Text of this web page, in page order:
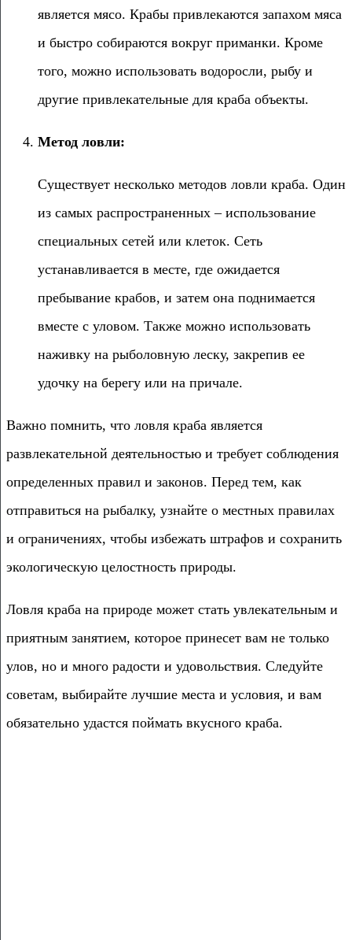
является мясо. Крабы привлекаются запахом мяса
и быстро собираются вокруг приманки. Кроме
того, можно использовать водоросли, рыбу и
другие привлекательные для краба объекты.
Метод ловли:
Существует несколько методов ловли краба. Один
из самых распространенных – использование
специальных сетей или клеток. Сеть
устанавливается в месте, где ожидается
пребывание крабов, и затем она поднимается
вместе с уловом. Также можно использовать
наживку на рыболовную леску, закрепив ее
удочку на берегу или на причале.
Важно помнить, что ловля краба является
развлекательной деятельностью и требует соблюдения
определенных правил и законов. Перед тем, как
отправиться на рыбалку, узнайте о местных правилах
и ограничениях, чтобы избежать штрафов и сохранить
экологическую целостность природы.
Ловля краба на природе может стать увлекательным и
приятным занятием, которое принесет вам не только
улов, но и много радости и удовольствия. Следуйте
советам, выбирайте лучшие места и условия, и вам
обязательно удастся поймать вкусного краба.